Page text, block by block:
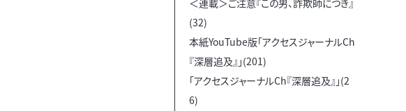
(32)
本紙YouTube版「アクセスジャーナルCh
『深層追及』」(201)
「アクセスジャーナルCh『深層追及』」(2
6)